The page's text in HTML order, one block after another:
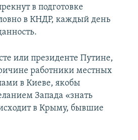
в подготовке
в КНДР, каждый день
или президенте Путине,
работники местных
в Киеве, якобы
Запада «знать
в Крыму, бывшие